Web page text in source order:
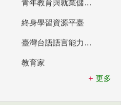
青年教育與就業儲蓄帳戶
終身學習資源平臺
臺灣台語語言能力認證網站
教育家
更多